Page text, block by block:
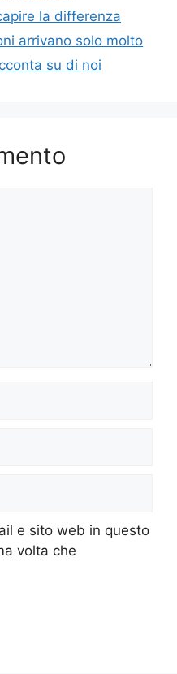
la differenza
arrivano solo molto
su di noi
e sito web in questo
volta che